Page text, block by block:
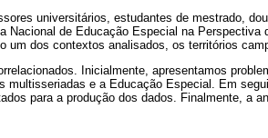
universitários, estudantes de mestrado,
de Educação Especial na Perspectiva
um dos contextos analisados, os territórios
Inicialmente, apresentamos
multisseriadas e a Educação Especial. Em
para a produção dos dados. Finalmente, a